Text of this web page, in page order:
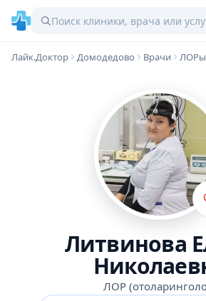
Лайк.Доктор Домодедово Врачи ЛОРы
Литвинова
ЛОР